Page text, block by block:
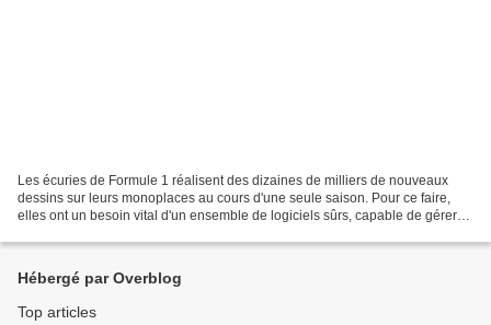
Les écuries de Formule 1 réalisent des dizaines de milliers de nouveaux
dessins sur leurs monoplaces au cours d'une seule saison. Pour ce faire,
elles ont un besoin vital d'un ensemble de logiciels sûrs, capable de gérer
Hébergé par Overblog
Top articles